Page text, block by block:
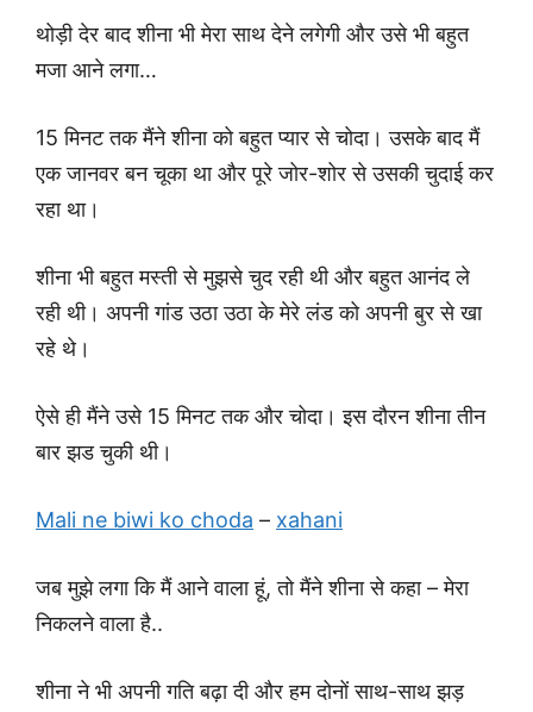
थोड़ी देर बाद शीना भी मेरा साथ देने लगेगी और उसे भी बहुत
मजा आने लगा…
15 मिनट तक मैंने शीना को बहुत प्यार से चोदा। उसके बाद मैं
एक जानवर बन चूका था और पूरे जोर-शोर से उसकी चुदाई कर
रहा था।
शीना भी बहुत मस्ती से मुझसे चुद रही थी और बहुत आनंद ले
रही थी। अपनी गांड उठा उठा के मेरे लंड को अपनी बुर से खा
रहे थे।
ऐसे ही मैंने उसे 15 मिनट तक और चोदा। इस दौरन शीना तीन
बार झड चुकी थी।
Mali ne biwi ko choda – xahani
जब मुझे लगा कि मैं आने वाला हूं, तो मैंने शीना से कहा – मेरा
निकलने वाला है..
शीना ने भी अपनी गति बढ़ा दी और हम दोनों साथ-साथ झड़